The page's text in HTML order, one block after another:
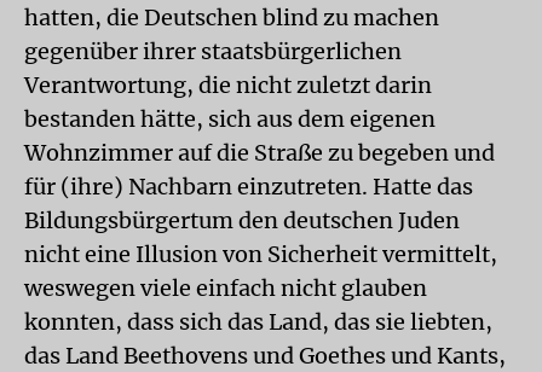
hatten, die Deutschen blind zu machen
gegenüber ihrer staatsbürgerlichen
Verantwortung, die nicht zuletzt darin
bestanden hätte, sich aus dem eigenen
Wohnzimmer auf die Straße zu begeben und
für (ihre) Nachbarn einzutreten. Hatte das
Bildungsbürgertum den deutschen Juden
nicht eine Illusion von Sicherheit vermittelt,
weswegen viele einfach nicht glauben
konnten, dass sich das Land, das sie liebten,
das Land Beethovens und Goethes und Kants,